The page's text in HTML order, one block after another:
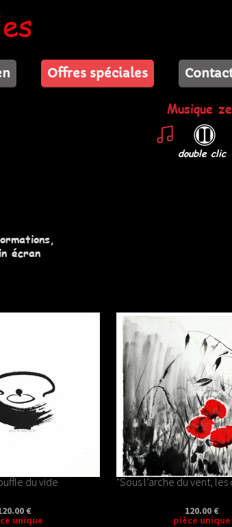
Offres spéciales
Musique
double clic
écran
du vide
€
unique
"Sous l’arche du vent,
120.00 €
pièce unique